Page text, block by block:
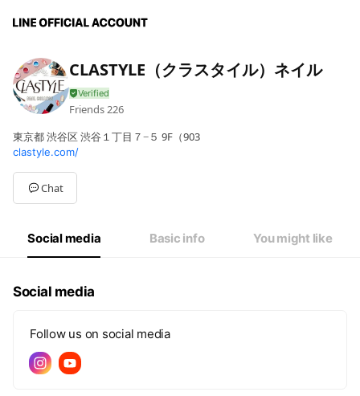
CLASTYLE（クラスタイル）ネイル
Friends 226
東京都 渋谷区 渋谷１丁目７−５ 9F（903
clastyle.com/
Chat
Social media Basic info You might like
Social media
Follow us on social media